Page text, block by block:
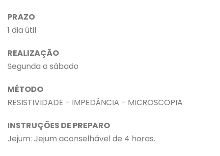
PRAZO
1 dia útil
REALIZAÇÃO
Segunda a sábado
MÉTODO
RESISTIVIDADE - IMPEDÂNCIA - MICROSCOPIA
INSTRUÇÕES DE PREPARO
Jejum: Jejum aconselhável de 4 horas.